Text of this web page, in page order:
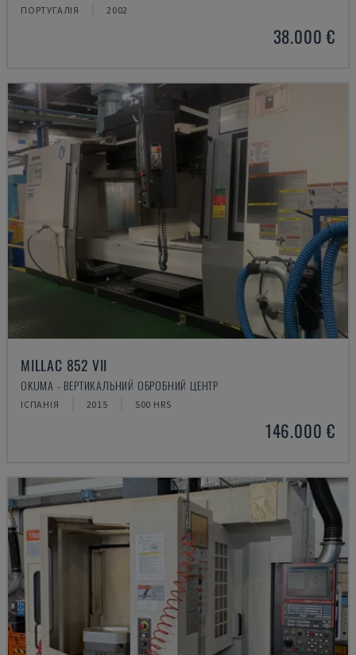
ПОРТУГАЛІЯ 2002
38.000 €
MILLAC 852 VII
OKUMA - ВЕРТИКАЛЬНИЙ ОБРОБНИЙ ЦЕНТР
ІСПАНІЯ 2015 500 HRS
146.000 €